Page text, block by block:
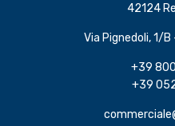
42124
Via Pignedoli, 1/
+39
+39